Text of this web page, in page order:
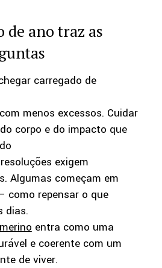
de ano traz as
carregado de
menos excessos. Cuidar
corpo e do impacto que
exigem
Algumas começam em
como repensar o que
dias.
merino entra como uma
e coerente com um
de viver.